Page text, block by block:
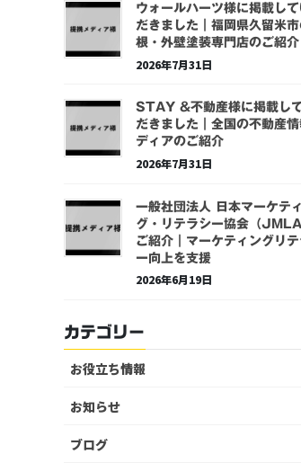
ウォールハーツ様に掲載して
だきました｜福岡県久留米
根・外壁塗装専門店のご紹介
2026年7月31日
STAY &不動産様に掲載し
だきました｜全国の不動産情
ディアのご紹介
2026年7月31日
一般社団法人 日本マーケテ
グ・リテラシー協会（
ご紹介｜マーケティングリ
ー向上を支援
2026年6月19日
カテゴリー
お役立ち情報
お知らせ
ブログ